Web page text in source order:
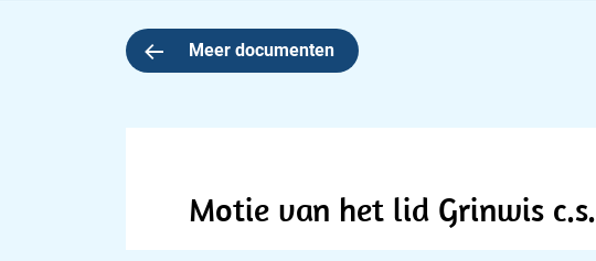
Meer documenten
Motie van het lid Grinwis c.s.